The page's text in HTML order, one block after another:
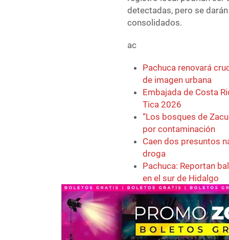
detectadas, pero se
consolidados.
ac
Pachuca renovará
de imagen urbana
Embajada de Costa
Tica 2026
“Los bosques de
por contaminación
Caen dos presuntos
droga
Pachuca: Reportan
en el sur de Hidalgo